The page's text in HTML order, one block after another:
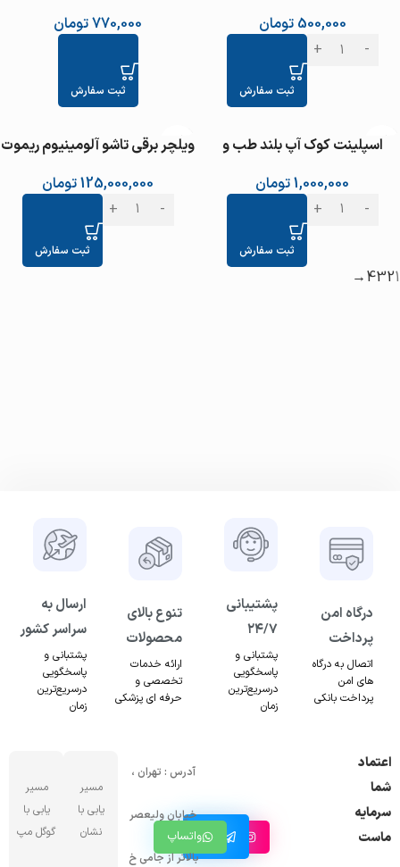
500,000 تومان
ثبت سفارش
770,000تومان
ثبت سفارش
اسپلینت کوک آپ بلند طب و
1,000,000تومان
ثبت سفارش
ویلچر برقی تاشو آلومینیوم ریموت
125,000,000تومان
ثبت سفارش
1
2
3
4
→
درگاه امن
پرداخت
اتصال به درگاه
های امن
پرداخت بانکی
پشتیبانی
۲۴/۷
پشتبانی و
پاسخگویی
درسریع‌ترین
زمان
تنوع بالای
محصولات
ارائه خدمات
تخصصی و
حرفه ای پزشکی
ارسال به
سراسر کشور
پشتبانی و
پاسخگویی
درسریع‌ترین
زمان
اعتماد
شما
سرمایه
ماست
اینستاگرام
کانال
تلگرامواتساپ
آدرس : تهران ،
خیابان ولیعصر
بالاتر از جامی خ
مسیر
یابی با
نشان
مسیر
یابی با
گوگل مپ